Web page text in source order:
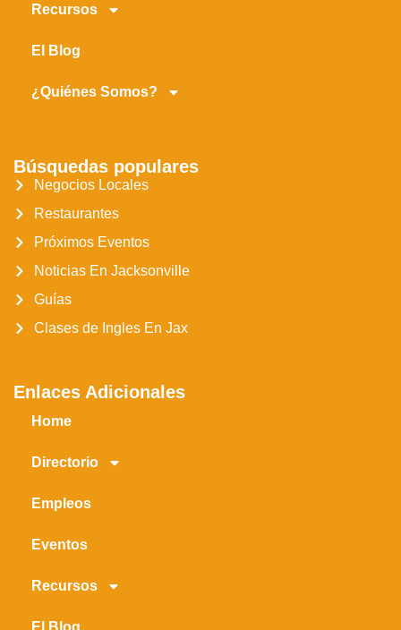
Recursos
El Blog
¿Quiénes Somos?
Búsquedas populares
Negocios Locales
Restaurantes
Próximos Eventos
Noticias En Jacksonville
Guías
Clases de Ingles En Jax
Enlaces Adicionales
Home
Directorio
Empleos
Eventos
Recursos
El Blog